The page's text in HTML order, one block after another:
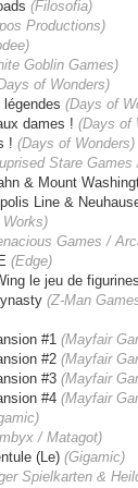
(Filosofia)
Productions)
)
Goblin Games)
of Wonders)
(Days of
dames ! (Days of
! (Days of Wonders)
Stare Games
& Mount
Line &
)
Games /
(Edge)
le jeu de figurines
(Z-Man
#1 (Mayfair
#2 (Mayfair
#3 (Mayfair
#4 (Mayfair
/ Matagot)
(Le) (Gigamic)
Spielkarten &